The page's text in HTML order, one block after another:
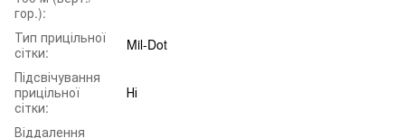
гор.):
Тип прицільної
сітки:
Mil-Dot
Підсвічування
прицільної
сітки:
Ні
Віддалення